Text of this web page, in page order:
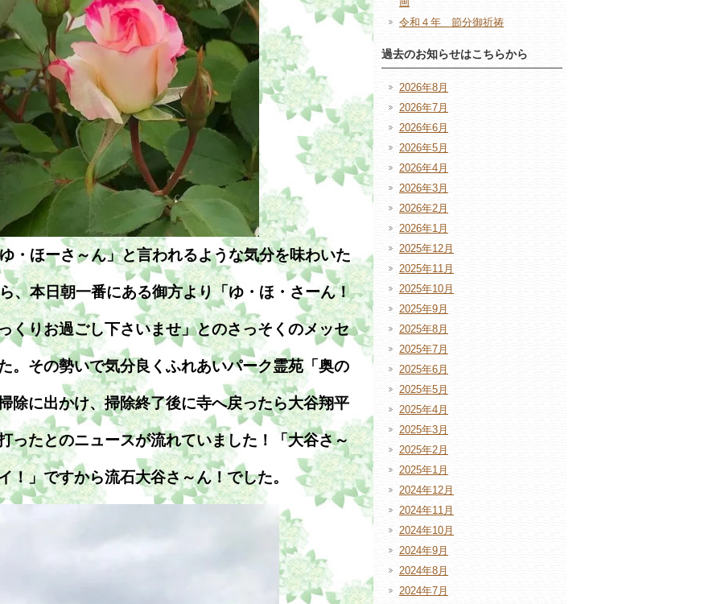
・ほーさ～ん」と言われるような気分を味わいた
、本日朝一番にある御方より「ゆ・ほ・さーん！
くりお過ごし下さいませ」とのさっそくのメッセ
。その勢いで気分良くふれあいパーク霊苑「奥の
除に出かけ、掃除終了後に寺へ戻ったら大谷翔平
ったとのニュースが流れていました！「大谷さ～
！」ですから流石大谷さ～ん！でした。
令和４年 節分御祈祷
過去のお知らせはこちらから
2026年8月
2026年7月
2026年6月
2026年5月
2026年4月
2026年3月
2026年2月
2026年1月
2025年12月
2025年11月
2025年10月
2025年9月
2025年8月
2025年7月
2025年6月
2025年5月
2025年4月
2025年3月
2025年2月
2025年1月
2024年12月
2024年11月
2024年10月
2024年9月
2024年8月
2024年7月